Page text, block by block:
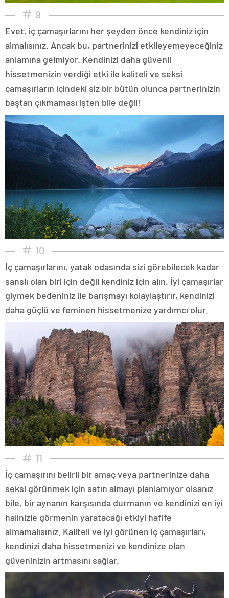
9
Evet, iç çamaşırlarını her şeyden önce kendiniz için
almalısınız. Ancak bu, partnerinizi etkileyemeyeceğiniz
anlamına gelmiyor. Kendinizi daha güvenli
hissetmenizin verdiği etki ile kaliteli ve seksi
çamaşırların içindeki siz bir bütün olunca partnerinizin
baştan çıkmaması işten bile değil!
10
İç çamaşırlarını, yatak odasında sizi görebilecek kadar
şanslı olan biri için değil kendiniz için alın. İyi çamaşırlar
giymek bedeniniz ile barışmayı kolaylaştırır, kendinizi
daha güçlü ve feminen hissetmenize yardımcı olur.
11
İç çamaşırını belirli bir amaç veya partnerinize daha
seksi görünmek için satın almayı planlamıyor olsanız
bile, bir aynanın karşısında durmanın ve kendinizi en iyi
halinizle görmenin yaratacağı etkiyi hafife
almamalısınız. Kaliteli ve iyi görünen iç çamaşırları,
kendinizi daha hissetmenizi ve kendinize olan
güveninizin artmasını sağlar.